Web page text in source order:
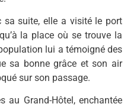
sa suite, elle a visité le port
la place où se trouve la
lui a témoigné des
sa bonne grâce et son air
sur son passage.
au Grand-Hôtel, enchantée